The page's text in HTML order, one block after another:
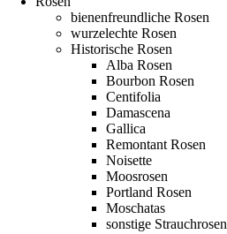
bienenfreundliche Rosen
wurzelechte Rosen
Historische Rosen
Alba Rosen
Bourbon Rosen
Centifolia
Damascena
Gallica
Remontant Rosen
Noisette
Moosrosen
Portland Rosen
Moschatas
sonstige Strauchrosen